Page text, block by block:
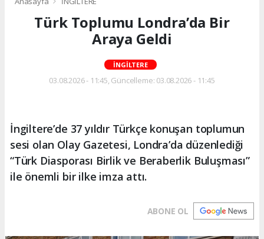
Türk Toplumu Londra’da Bir
Araya Geldi
İNGİLTERE
03.08.2026 - 11:45, Güncelleme: 03.08.2026 - 11:45
İngiltere’de 37 yıldır Türkçe konuşan toplumun
sesi olan Olay Gazetesi, Londra’da düzenlediği
“Türk Diasporası Birlik ve Beraberlik Buluşması”
ile önemli bir ilke imza attı.
ABONE OL